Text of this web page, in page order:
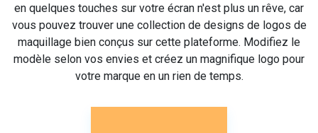
en quelques touches sur votre écran n'est plus un rêve, car
vous pouvez trouver une collection de designs de logos de
maquillage bien conçus sur cette plateforme. Modifiez le
modèle selon vos envies et créez un magnifique logo pour
votre marque en un rien de temps.